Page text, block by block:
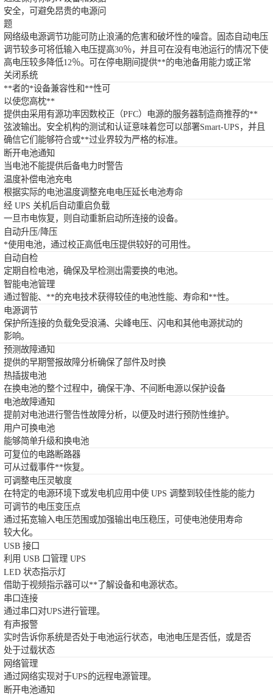
安全，可避免昂贵的电源问
题
网络级电源调节功能可防止浪涌的危害和破坏性的噪音。固态自动电压
调节较多可将低输入电压提高30％，并且可在没有电池运行的情况下使
高电压较多降低12％。可在停电期间提供**的电池备用能力或正常
关闭系统
**者的*设备兼容性和**性可
以使您高枕**
提供由采用有源功率因数校正（PFC）电源的服务器制造商推荐的**
弦波输出。安全机构的测试和认证意味着您可以部署Smart-UPS，并且
确信它们能够符合或**过业界较为严格的标准。
断开电池通知
当电池不能提供后备电力时警告
温度补偿电池充电
根据实际的电池温度调整充电电压延长电池寿命
经 UPS 关机后自动重启负载
一旦市电恢复，则自动重新启动所连接的设备。
自动升压/降压
*使用电池，通过校正高低电压提供较好的可用性。
自动自检
定期自检电池，确保及早检测出需要换的电池。
智能电池管理
通过智能、**的充电技术获得较佳的电池性能、寿命和**性。
电源调节
保护所连接的负载免受浪涌、尖峰电压、闪电和其他电源扰动的
影响。
预测故障通知
提供的早期警报故障分析确保了部件及时换
热插拔电池
在换电池的整个过程中，确保干净、不间断电源以保护设备
电池故障通知
提前对电池进行警告性故障分析，以便及时进行预防性维护。
用户可换电池
能够简单升级和换电池
可复位的电路断路器
可从过载事件**恢复。
可调整电压灵敏度
在特定的电源环境下或发电机应用中使 UPS 调整到较佳性能的能力
可调节的电压变压点
通过拓宽输入电压范围或加强输出电压稳压，可使电池使用寿命
较大化。
USB 接口
利用 USB 口管理 UPS
LED 状态指示灯
借助于视频指示器可以**了解设备和电源状态。
串口连接
通过串口对UPS进行管理。
有声报警
实时告诉你系统是否处于电池运行状态，电池电压是否低，或是否
处于过载状态
网络管理
通过网络实现对于UPS的远程电源管理。
断开电池通知